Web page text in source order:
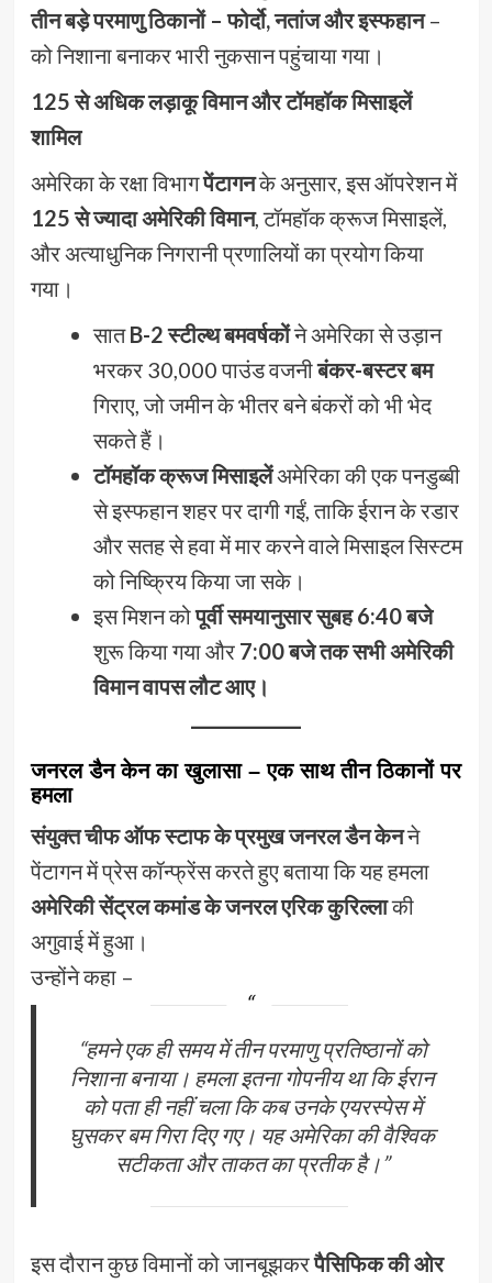
तीन बड़े परमाणु ठिकानों – फोर्दो, नतांज और इस्फहान–
को निशाना बनाकर भारी नुकसान पहुंचाया गया।
125 से अधिक लड़ाकू विमान और टॉमहॉक मिसाइलें
शामिल
अमेरिका के रक्षा विभागपेंटागनके अनुसार, इस ऑपरेशन में
125 से ज्यादा अमेरिकी विमान, टॉमहॉक क्रूज मिसाइलें,
और अत्याधुनिक निगरानी प्रणालियों का प्रयोग किया
गया।
सातB-2 स्टील्थ बमवर्षकोंने अमेरिका से उड़ान
भरकर 30,000 पाउंड वजनीबंकर-बस्टर बम
गिराए, जो जमीन के भीतर बने बंकरों को भी भेद
सकते हैं।
टॉमहॉक क्रूज मिसाइलेंअमेरिका की एक पनडुब्बी
से इस्फहान शहर पर दागी गईं, ताकि ईरान के रडार
और सतह से हवा में मार करने वाले मिसाइल सिस्टम
को निष्क्रिय किया जा सके।
इस मिशन कोपूर्वी समयानुसार सुबह 6:40 बजे
शुरू किया गया और 7:00 बजे तक सभी अमेरिकी
विमान वापस लौट आए।
जनरल डैन केन का खुलासा – एक साथ तीन ठिकानों पर
हमला
संयुक्त चीफ ऑफ स्टाफ के प्रमुख जनरल डैन केनने
पेंटागन में प्रेस कॉन्फ्रेंस करते हुए बताया कि यह हमला
अमेरिकी सेंट्रल कमांड के जनरल एरिक कुरिल्लाकी
अगुवाई में हुआ।
उन्होंने कहा –
“हमने एक ही समय में तीन परमाणु प्रतिष्ठानों को
निशाना बनाया। हमला इतना गोपनीय था कि ईरान
को पता ही नहीं चला कि कब उनके एयरस्पेस में
घुसकर बम गिरा दिए गए। यह अमेरिका की वैश्विक
सटीकता और ताकत का प्रतीक है।”
इस दौरान कुछ विमानों को जानबूझकरपैसिफिक की ओर